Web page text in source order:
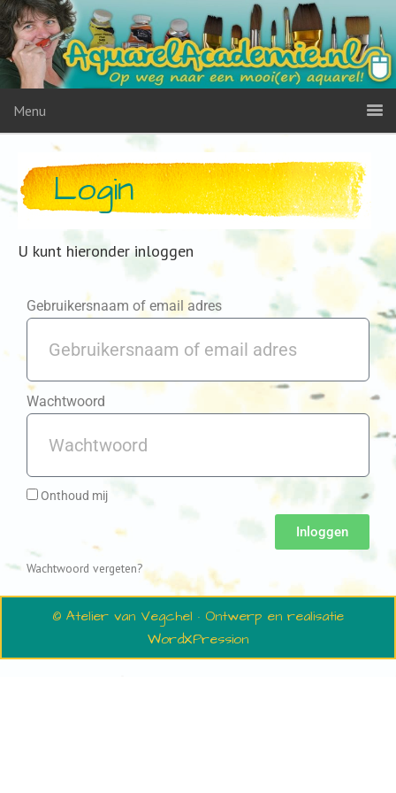
Menu
Login
U kunt hieronder inloggen
Gebruikersnaam of email adres
Wachtwoord
Onthoud mij
Inloggen
Wachtwoord vergeten?
© Atelier van Vegchel · Ontwerp en realisatie
WordXPression